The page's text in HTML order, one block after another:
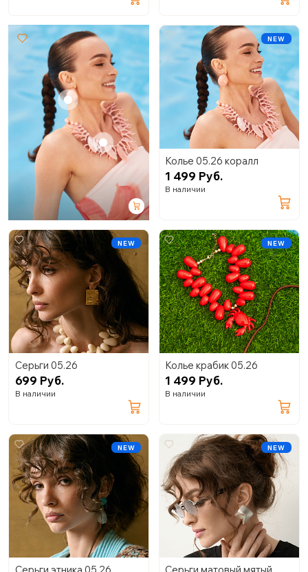
+
+
NEW
Колье 05.26 коралл
1 499 Руб.
В наличии
NEW
Серьги 05.26
699 Руб.
В наличии
NEW
Колье крабик 05.26
1 499 Руб.
В наличии
NEW NEW